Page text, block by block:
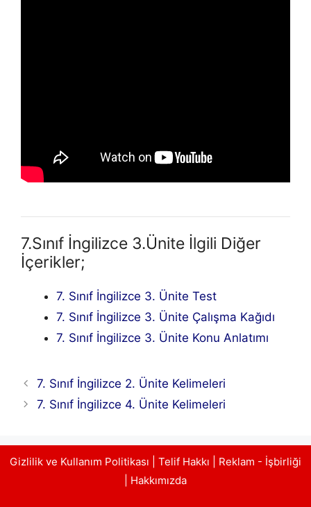
7.Sınıf İngilizce 3.Ünite İlgili Diğer
İçerikler;
7. Sınıf İngilizce 3. Ünite Test
7. Sınıf İngilizce 3. Ünite Çalışma Kağıdı
7. Sınıf İngilizce 3. Ünite Konu Anlatımı
7. Sınıf İngilizce 2. Ünite Kelimeleri
7. Sınıf İngilizce 4. Ünite Kelimeleri
Gizlilik ve Kullanım Politikası Telif Hakkı
Reklam - İşbirliği
Hakkımızda